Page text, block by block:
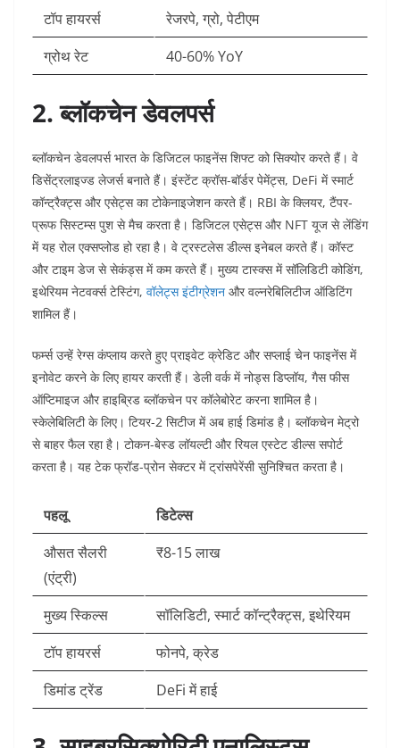
टॉप हायरर्स
रेजरपे, ग्रो, पेटीएम ​
ग्रोथ रेट
40-60% YoY ​
2. ब्लॉकचेन डेवलपर्स
ब्लॉकचेन डेवलपर्स भारत के डिजिटल फाइनेंस शिफ्ट को सिक्योर करते हैं। वे
डिसेंट्रलाइज्ड लेजर्स बनाते हैं। इंस्टेंट क्रॉस-बॉर्डर पेमेंट्स, DeFi में स्मार्ट
कॉन्ट्रैक्ट्स और एसेट्स का टोकेनाइजेशन करते हैं। RBI के क्लियर, टैंपर-
प्रूफ सिस्टम्स पुश से मैच करता है। डिजिटल एसेट्स और NFT यूज से लेंडिंग
में यह रोल एक्सप्लोड हो रहा है।​ वे ट्रस्टलेस डील्स इनेबल करते हैं। कॉस्ट
और टाइम डेज से सेकंड्स में कम करते हैं। मुख्य टास्क्स में सॉलिडिटी कोडिंग,
इथेरियम नेटवर्क्स टेस्टिंग, वॉलेट्स इंटीग्रेशन और वल्नरेबिलिटीज ऑडिटिंग
शामिल हैं।
फर्म्स उन्हें रेग्स कंप्लाय करते हुए प्राइवेट क्रेडिट और सप्लाई चेन फाइनेंस में
इनोवेट करने के लिए हायर करती हैं।​ डेली वर्क में नोड्स डिप्लॉय, गैस फीस
ऑप्टिमाइज और हाइब्रिड ब्लॉकचेन पर कॉलेबोरेट करना शामिल है।
स्केलेबिलिटी के लिए। टियर-2 सिटीज में अब हाई डिमांड है। ब्लॉकचेन मेट्रो
से बाहर फैल रहा है। टोकन-बेस्ड लॉयल्टी और रियल एस्टेट डील्स सपोर्ट
करता है। यह टेक फ्रॉड-प्रोन सेक्टर में ट्रांसपेरेंसी सुनिश्चित करता है।​
पहलू
डिटेल्स
औसत सैलरी
(एंट्री)
₹8-15 लाख ​
मुख्य स्किल्स
सॉलिडिटी, स्मार्ट कॉन्ट्रैक्ट्स, इथेरियम ​
टॉप हायरर्स
फोनपे, क्रेड ​
डिमांड ट्रेंड
DeFi में हाई ​